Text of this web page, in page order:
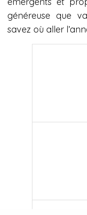
généreuse que
savez où aller